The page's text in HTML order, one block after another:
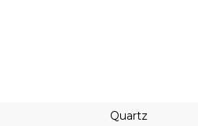
Quartz